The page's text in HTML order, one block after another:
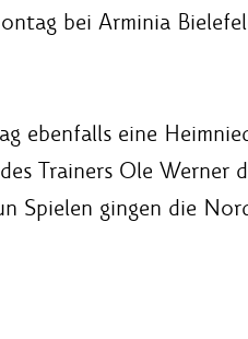
bei Arminia
ebenfalls eine
Trainers Ole Werner
Spielen gingen die